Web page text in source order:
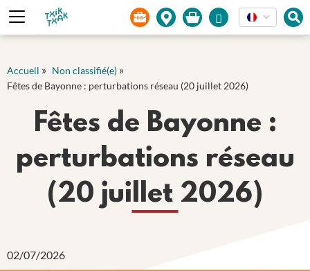
Panneau de gestion des cookies
Accueil » Non classifié(e) »
Fêtes de Bayonne : perturbations réseau (20 juillet 2026)
Fêtes de Bayonne :
perturbations réseau
(20 juillet 2026)
02/07/2026